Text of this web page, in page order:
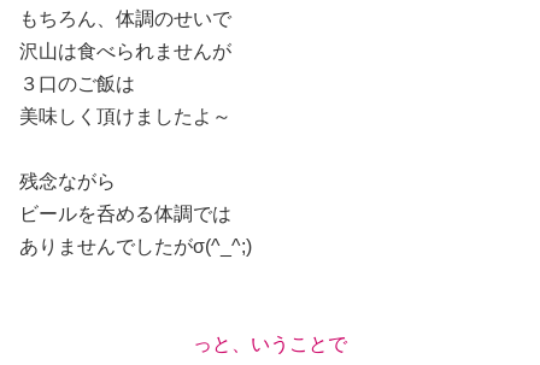
もちろん、体調のせいで
沢山は食べられませんが
３口のご飯は
美味しく頂けましたよ～
残念ながら
ビールを呑める体調では
ありませんでしたがσ(^_^;)
っと、いうことで